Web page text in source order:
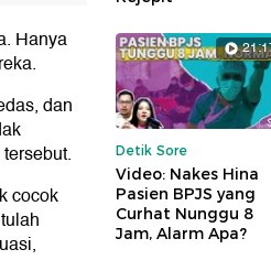
Hanya
dan
cocok
Detik Sore
Video: Nakes Hina
Pasien BPJS yang
Curhat Nunggu 8
Jam, Alarm Apa?